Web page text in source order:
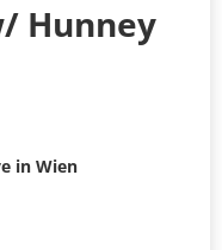
Hunney
in Wien